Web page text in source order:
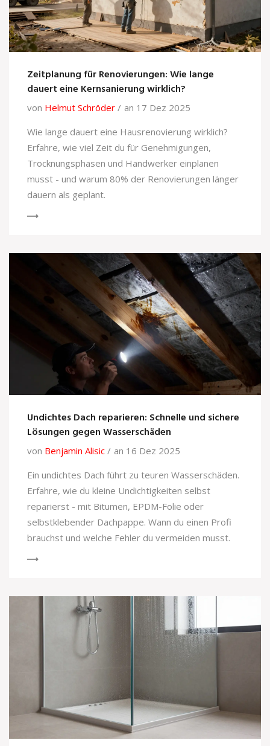
Zeitplanung für Renovierungen: Wie lange
dauert eine Kernsanierung wirklich?
von Helmut Schröder
an 17 Dez 2025
Wie lange dauert eine Hausrenovierung wirklich?
Erfahre, wie viel Zeit du für Genehmigungen,
Trocknungsphasen und Handwerker einplanen
musst - und warum 80% der Renovierungen länger
dauern als geplant.
Undichtes Dach reparieren: Schnelle und sichere
Lösungen gegen Wasserschäden
von Benjamin Alisic
an 16 Dez 2025
Ein undichtes Dach führt zu teuren Wasserschäden.
Erfahre, wie du kleine Undichtigkeiten selbst
reparierst - mit Bitumen, EPDM-Folie oder
selbstklebender Dachpappe. Wann du einen Profi
brauchst und welche Fehler du vermeiden musst.